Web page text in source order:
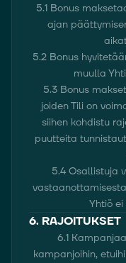
5.1 Bonus
ajan
5.2 Bonus
muulla
5.3 Bonus
joiden Tili on
siihen kohdistu
puutteita
5.4 Osallistuja
Yhtiö
6. RAJOITUKSET
6.1
kampanjoihin,